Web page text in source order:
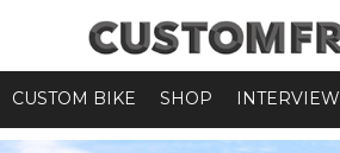
CUSTOM BIKE SHOP INTERVIEW